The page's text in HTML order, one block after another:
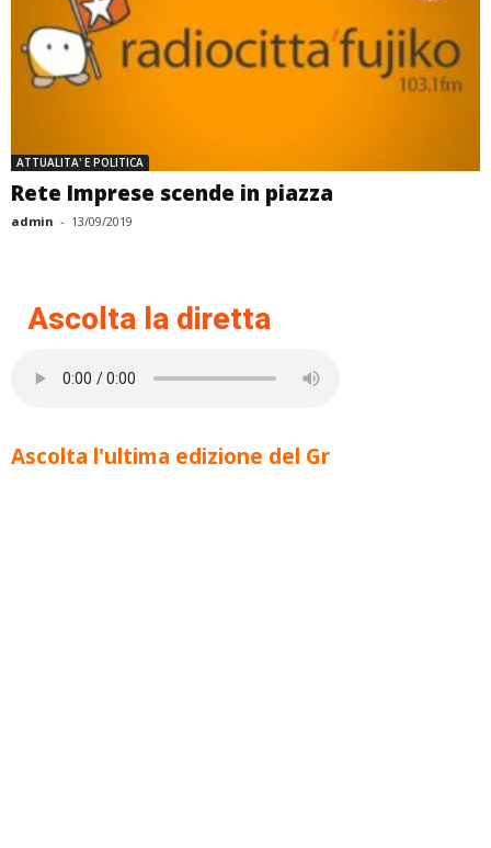
ATTUALITA' E POLITICA
Rete Imprese scende in piazza
admin - 13/09/2019
Ascolta la diretta
Ascolta l'ultima edizione del Gr